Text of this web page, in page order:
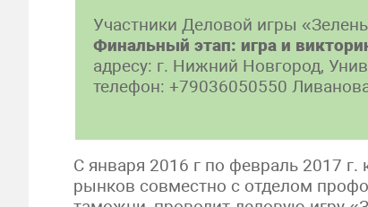
Участники Деловой игры
Финальный этап: игра и
адресу: г. Нижний Новгород,
телефон: +79036050550
С января 2016 г по февраль 2017
рынков совместно с отделом